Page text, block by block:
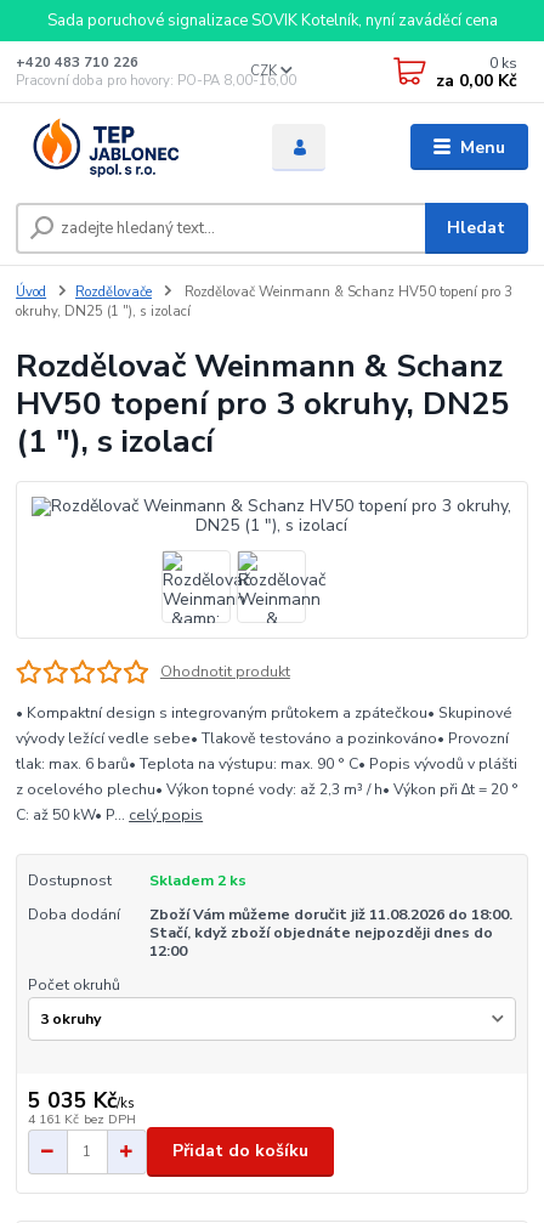
Sada poruchové signalizace SOVIK Kotelník, nyní zaváděcí cena
Menu
CZK
Hledat
+420 483 710 226
Pracovní doba pro hovory: PO-PA 8,00-16,00
0 ks
za 0,00 Kč
Úvod Rozdělovače
Rozdělovač Weinmann & Schanz HV50 topení pro 3
okruhy, DN25 (1 "), s izolací
Rozdělovač Weinmann & Schanz
HV50 topení pro 3 okruhy, DN25
(1 "), s izolací
Ohodnotit produkt
• Kompaktní design s integrovaným průtokem a zpátečkou• Skupinové
vývody ležící vedle sebe• Tlakově testováno a pozinkováno• Provozní
tlak: max. 6 barů• Teplota na výstupu: max. 90 ° C• Popis vývodů v plášti
z ocelového plechu• Výkon topné vody: až 2,3 m³ / h• Výkon při ∆t = 20 °
C: až 50 kW• P... celý popis
Dostupnost
Skladem 2 ks
Doba dodání
Zboží Vám můžeme doručit již 11.08.2026 do 18:00.
Stačí, když zboží objednáte nejpozději dnes do
12:00
Počet okruhů
5 035 Kč/ks
4 161 Kč bez DPH
Přidat do košíku